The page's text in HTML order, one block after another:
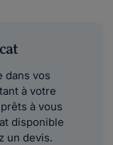
dans vos
à votre
à vous
disponible
un devis.